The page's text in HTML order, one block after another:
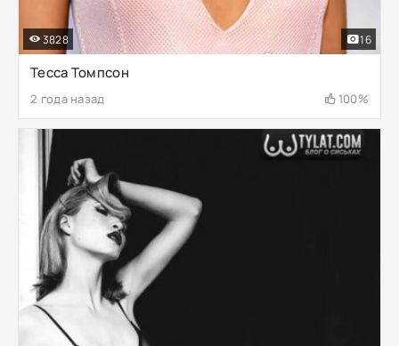
Тесса Томпсон
2 года назад 100%
3828 16